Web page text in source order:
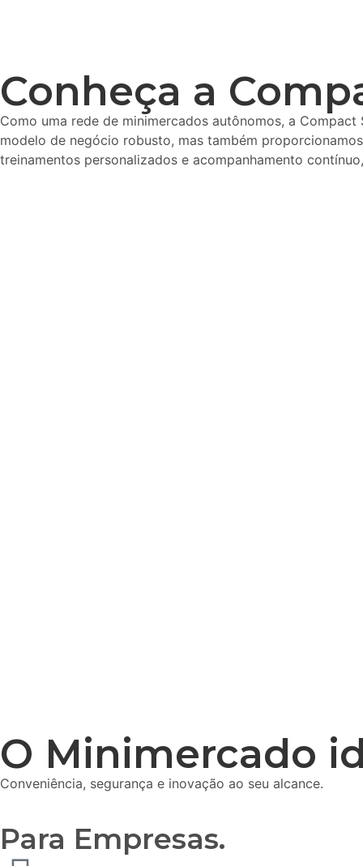
Conheça a
Como uma rede de minimercados autônomos, a
modelo de negócio robusto, mas também
treinamentos personalizados e acompanhamento
O Minimercado
Conveniência, segurança e inovação ao seu alcance.
Para Empresas.